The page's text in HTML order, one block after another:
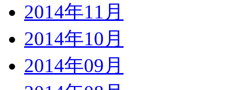
2014年11月
2014年10月
2014年09月